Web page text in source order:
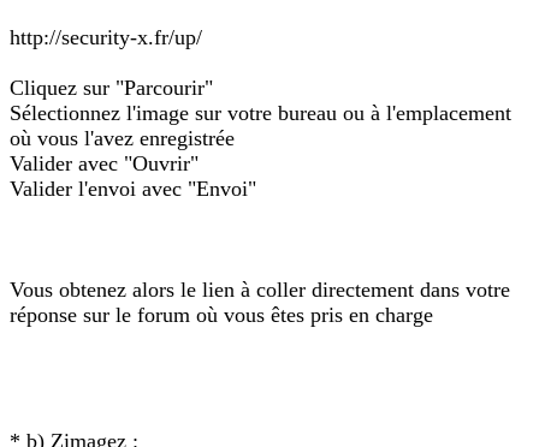
http://security-x.fr/up/
Cliquez sur "Parcourir"
Sélectionnez l'image sur votre bureau ou à l'emplacement
où vous l'avez enregistrée
Valider avec "Ouvrir"
Valider l'envoi avec "Envoi"
Vous obtenez alors le lien à coller directement dans votre
réponse sur le forum où vous êtes pris en charge
* b) Zimagez :